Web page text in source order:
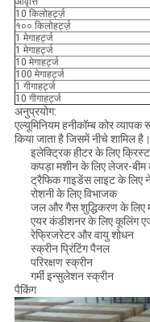
10 किलोहर्ट्ज़
१०० किलोहर्ट्ज़
1 मेगाहर्ट्ज
1 मेगाहर्ट्ज
10 मेगाहर्ट्ज
100 मेगाहर्ट्ज
1 गीगाहर्ट्ज
10 गीगाहर्ट्ज
अनुप्रयोग:
एल्यूमिनियम हनीकॉम्ब कोर
किया जाता है जिसमें नीचे शामिल है।
इलेक्ट्रिक हीटर के लिए
कपड़ा मशीन के लिए लेजर-
ट्रैफिक गाइडेंस लाइट के लिए
रोशनी के लिए विभाजक
जल और गैस शुद्धिकरण के लिए
एयर कंडीशनर के लिए कूलिंग
रेफ्रिजरेटर और वायु शोधन
स्क्रीन प्रिंटिंग पैनल
परिरक्षण स्क्रीन
गर्मी इन्सुलेशन स्क्रीन
पैकिंग